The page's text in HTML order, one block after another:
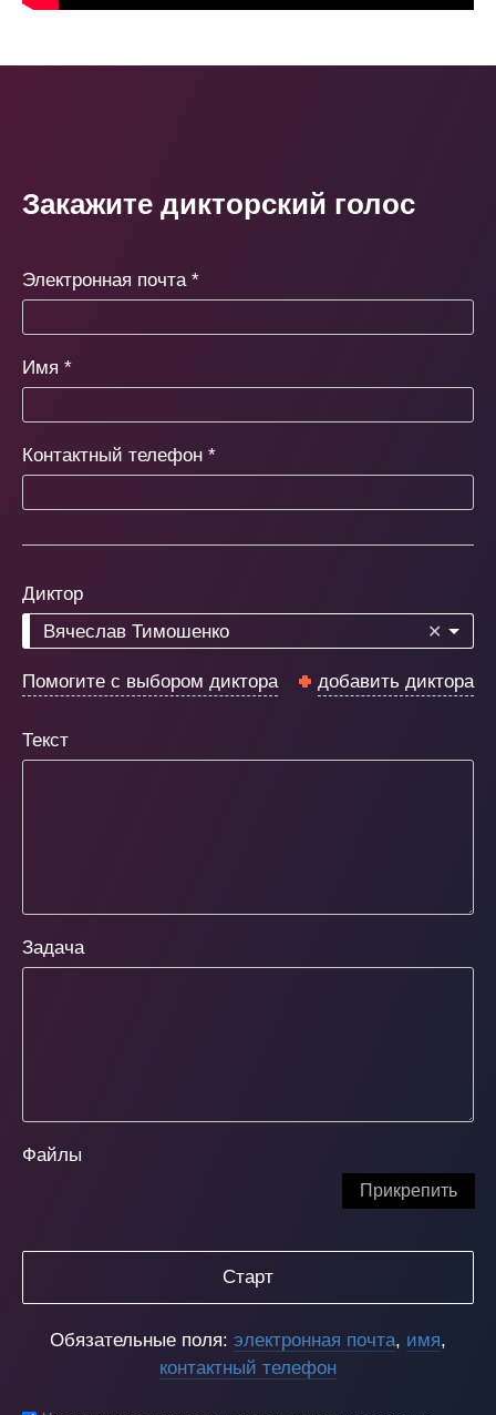
Закажите дикторский голос
Электронная почта *
Имя *
Контактный телефон *
Диктор
✕
Вячеслав Тимошенко
Помогите с выбором диктора добавить диктора
Текст
Задача
Файлы
Прикрепить
Старт
Обязательные поля: электронная почта, имя,
контактный телефон